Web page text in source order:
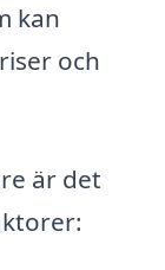
kan
och
är det